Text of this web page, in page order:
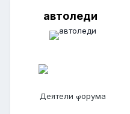
автоледи
Деятели форума